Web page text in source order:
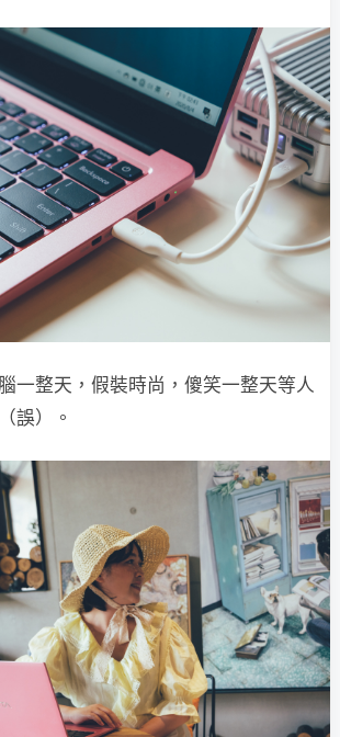
一整天，假裝時尚，傻笑一整天等人
誤）。